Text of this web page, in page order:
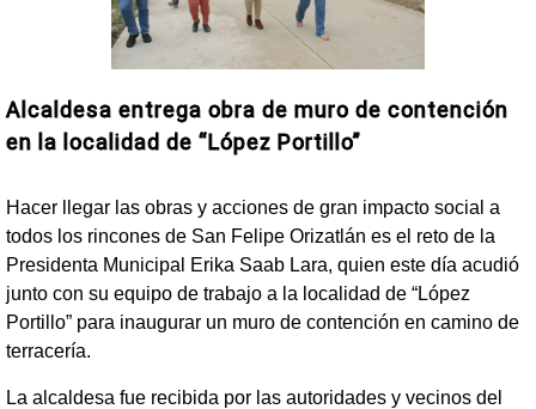
Alcaldesa entrega obra de muro de contención
en la localidad de “López Portillo”
Hacer llegar las obras y acciones de gran impacto social a
todos los rincones de San Felipe Orizatlán es el reto de la
Presidenta Municipal Erika Saab Lara, quien este día acudió
junto con su equipo de trabajo a la localidad de “López
Portillo” para inaugurar un muro de contención en camino de
terracería.
La alcaldesa fue recibida por las autoridades y vecinos del